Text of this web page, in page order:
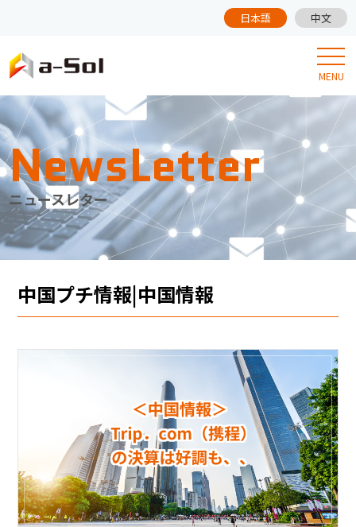
日本語 中文
MENU
NewsLetter
ニュースレター
中国プチ情報|中国情報